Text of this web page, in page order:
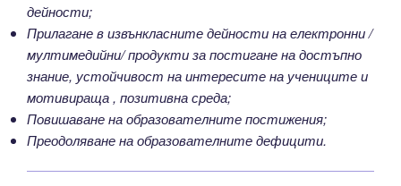
дейности;
Прилагане в извънкласните дейности на електронни /
мултимедийни/ продукти за постигане на достъпно
знание, устойчивост на интересите на учениците и
мотивираща , позитивна среда;
Повишаване на образователните постижения;
Преодоляване на образователните дефицити.